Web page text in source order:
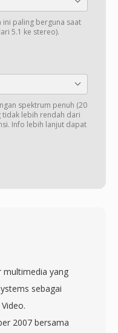
ini paling berguna saat
5.1 ke stereo).
spektrum penuh (20
tidak lebih rendah dari
Info lebih lanjut dapat
multimedia yang
sebagai
2007 bersama